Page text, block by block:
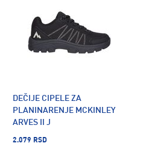
DEČIJE CIPELE ZA
PLANINARENJE MCKINLEY
ARVES II J
2.079 RSD